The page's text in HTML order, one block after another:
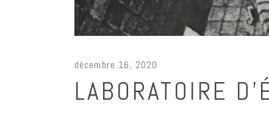
décembre 16, 2020
LABORATOIRE